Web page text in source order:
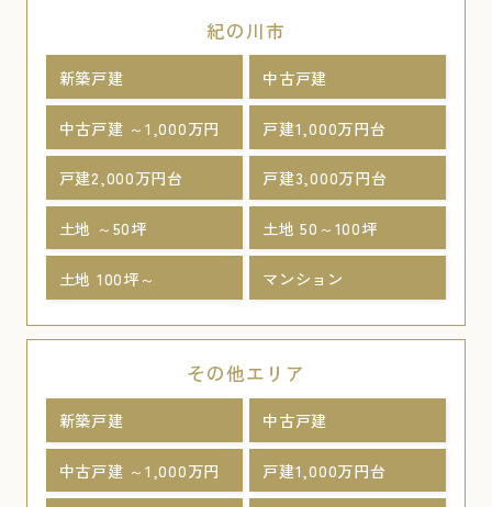
紀の川市
新築戸建 中古戸建
中古戸建 ～1,000万円 戸建1,000万円台
戸建2,000万円台 戸建3,000万円台
土地 ～50坪 土地 50～100坪
土地 100坪～ マンション
その他エリア
新築戸建 中古戸建
中古戸建 ～1,000万円 戸建1,000万円台